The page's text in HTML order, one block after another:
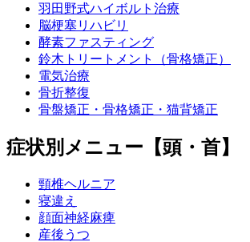
羽田野式ハイボルト治療
脳梗塞リハビリ
酵素ファスティング
鈴木トリートメント（骨格矯正）
電気治療
骨折整復
骨盤矯正・骨格矯正・猫背矯正
症状別メニュー【頭・首】
頸椎ヘルニア
寝違え
顔面神経麻痺
産後うつ